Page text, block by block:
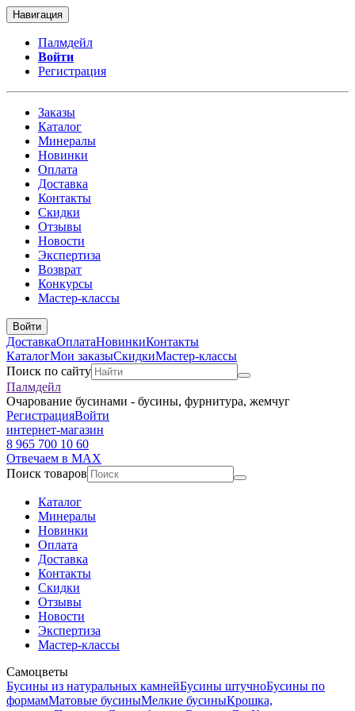
Навигация
Палмдейл
Войти
Регистрация
Заказы
Каталог
Минералы
Новинки
Оплата
Доставка
Контакты
Скидки
Отзывы
Новости
Экспертиза
Возврат
Конкурсы
Мастер-классы
Войти
ДоставкаОплатаНовинкиКонтакты
КаталогМои заказыСкидкиМастер-классы
Поиск по сайту
Палмдейл
Очарование бусинами - бусины, фурнитура, жемчуг
РегистрацияВойти
интернет-магазин
8 965 700 10 60
Отвечаем в MAX
Поиск товаров
Каталог
Минералы
Новинки
Оплата
Доставка
Контакты
Скидки
Отзывы
Новости
Экспертиза
Мастер-классы
Самоцветы
Бусины из натуральных камнейБусины штучноБусины по
формамМатовые бусиныМелкие бусиныКрошка,